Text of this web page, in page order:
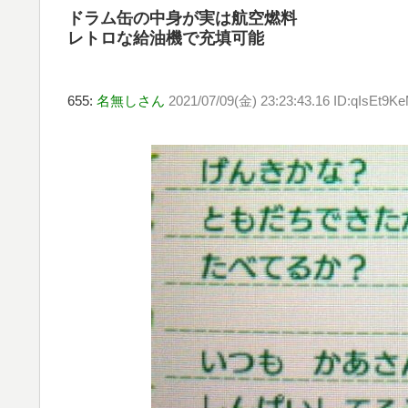
ドラム缶の中身が実は航空燃料
レトロな給油機で充填可能
655: 名無しさん 2021/07/09(金) 23:23:43.16